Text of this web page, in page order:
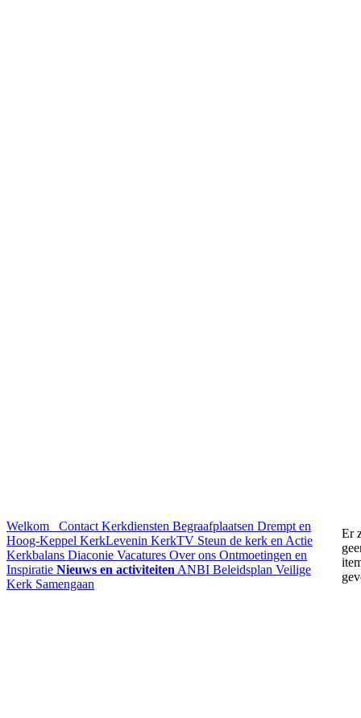
Welkom Contact Kerkdiensten Begraafplaatsen Drempt en
Hoog-Keppel KerkLevenin KerkTV Steun de kerk en Actie
Kerkbalans Diaconie Vacatures Over ons Ontmoetingen en
Inspiratie Nieuws en activiteiten ANBI Beleidsplan Veilige
Kerk Samengaan
Er